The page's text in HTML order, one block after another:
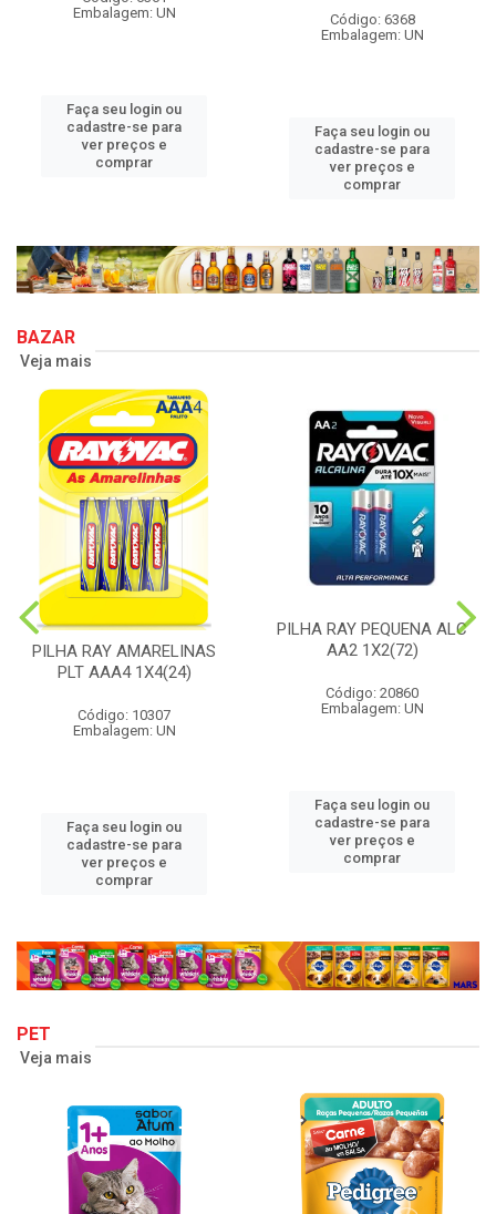
Embalagem: UN
Faça seu login ou
cadastre-se para
ver preços e
comprar
Código: 6368
Embalagem: UN
Faça seu login ou
cadastre-se para
ver preços e
comprar
BAZAR
Veja mais
PILHA RAY AMARELINAS
PLT AAA4 1X4(24)
Código: 10307
Embalagem: UN
Faça seu login ou
cadastre-se para
ver preços e
comprar
PILHA RAY PEQUENA ALC
AA2 1X2(72)
Código: 20860
Embalagem: UN
Faça seu login ou
cadastre-se para
ver preços e
comprar
PET
Veja mais